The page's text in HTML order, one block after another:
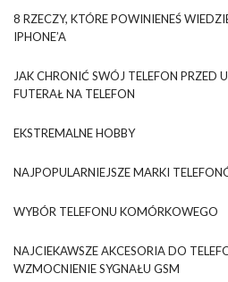
8 RZECZY, KTÓRE POWINIENEŚ
IPHONE’A
JAK CHRONIĆ SWÓJ TELEFON PRZED
FUTERAŁ NA TELEFON
EKSTREMALNE HOBBY
NAJPOPULARNIEJSZE MARKI
WYBÓR TELEFONU KOMÓRKOWEGO
NAJCIEKAWSZE AKCESORIA DO
WZMOCNIENIE SYGNAŁU GSM